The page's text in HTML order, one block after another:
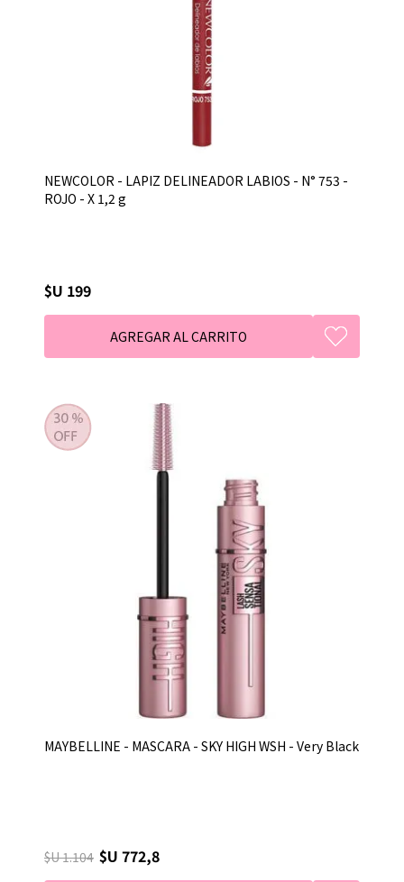
NEWCOLOR - LAPIZ DELINEADOR LABIOS - N° 753 -
ROJO - X 1,2 g
$U 199
MAYBELLINE - MASCARA - SKY HIGH WSH - Very Black
$U 1.104 $U 772,8